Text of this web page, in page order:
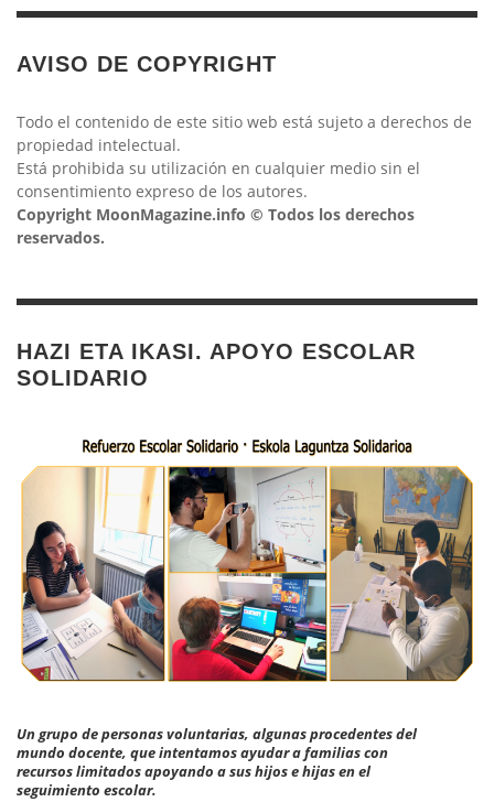
AVISO DE COPYRIGHT
Todo el contenido de este sitio web está sujeto a derechos de
propiedad intelectual.
Está prohibida su utilización en cualquier medio sin el
consentimiento expreso de los autores.
Copyright MoonMagazine.info © Todos los derechos
reservados.
HAZI ETA IKASI. APOYO ESCOLAR
SOLIDARIO
Un grupo de personas voluntarias, algunas procedentes del
mundo docente, que intentamos ayudar a familias con
recursos limitados apoyando a sus hijos e hijas en el
seguimiento escolar.